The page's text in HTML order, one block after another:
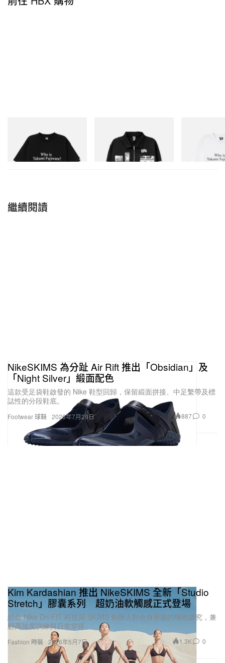
Billionaire Boys Club X Initial
D Cotton T-Shirt 3
立即購入
Billionaire Boys Club X Initial
D Cotton Jacket
立即購入
Billionaire
D Cotton T-
繼續閱讀
Footwear 球鞋
NikeSKIMS 為分趾 Air Rift 推出「Obsidian」及
「Night Silver」緞面配色
這款受足袋鞋啟發的 Nike 鞋型回歸，保留緞面拼接、中足繫帶及標
誌性的分段鞋底。
2026年7月29日 887 0
Fashion 時裝
Kim Kardashian 推出 NikeSKIMS 全新「Studio
Stretch」膠囊系列 超奶油軟觸感正式登場
結合 Nike Dri-FIT 科技與 SKIMS 創辦人對合身剪裁的極致講究，兼
顧高強度訓練與日常穿搭。
2026年5月7日 1.3K 0